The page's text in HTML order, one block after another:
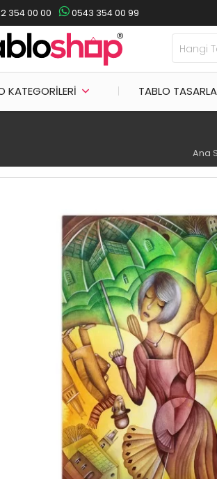
354 00 00 0543 354 00 99
KATEGORILERI TABLO TASARLA
Ana